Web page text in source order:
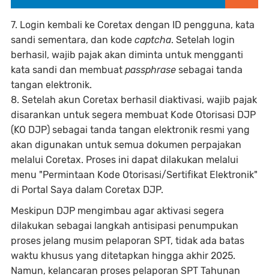
7. Login kembali ke Coretax dengan ID pengguna, kata
sandi sementara, dan kode captcha. Setelah login
berhasil, wajib pajak akan diminta untuk mengganti
kata sandi dan membuat passphrase sebagai tanda
tangan elektronik.
8. Setelah akun Coretax berhasil diaktivasi, wajib pajak
disarankan untuk segera membuat Kode Otorisasi DJP
(KO DJP) sebagai tanda tangan elektronik resmi yang
akan digunakan untuk semua dokumen perpajakan
melalui Coretax. Proses ini dapat dilakukan melalui
menu "Permintaan Kode Otorisasi/Sertifikat Elektronik"
di Portal Saya dalam Coretax DJP.
Meskipun DJP mengimbau agar aktivasi segera
dilakukan sebagai langkah antisipasi penumpukan
proses jelang musim pelaporan SPT, tidak ada batas
waktu khusus yang ditetapkan hingga akhir 2025.
Namun, kelancaran proses pelaporan SPT Tahunan